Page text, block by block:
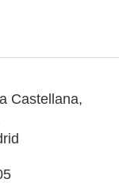
Castellana,